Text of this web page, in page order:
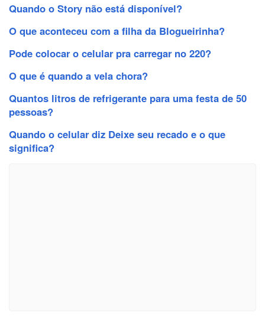
Quando o Story não está disponível?
O que aconteceu com a filha da Blogueirinha?
Pode colocar o celular pra carregar no 220?
O que é quando a vela chora?
Quantos litros de refrigerante para uma festa de 50
pessoas?
Quando o celular diz Deixe seu recado e o que
significa?